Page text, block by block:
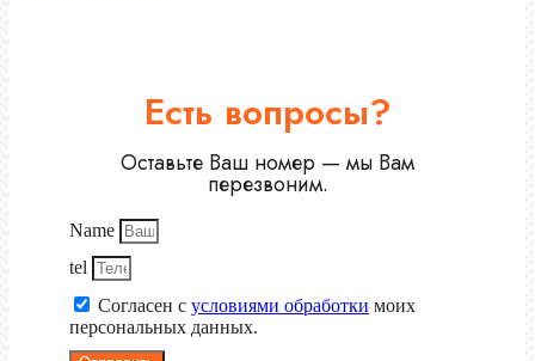
Есть вопросы?
Оставьте Ваш номер — мы Вам
перезвоним.
Name
tel
Согласен с условиями обработки моих
персональных данных.